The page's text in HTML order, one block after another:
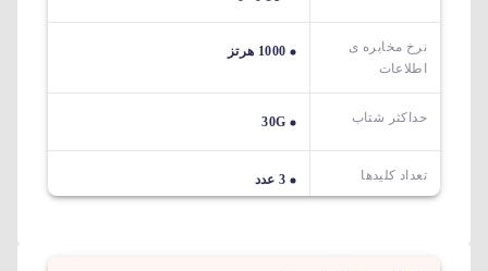
نرخ مخابره ی
اطلاعات
1000 هرتز
حداکثر شتاب 30G
تعداد کلیدها 3 عدد